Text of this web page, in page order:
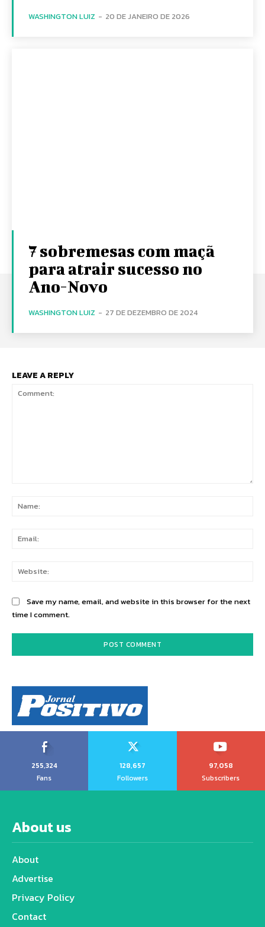
WASHINGTON LUIZ - 20 DE JANEIRO DE 2026
7 sobremesas com maçã
para atrair sucesso no
Ano-Novo
WASHINGTON LUIZ - 27 DE DEZEMBRO DE 2024
LEAVE A REPLY
Save my name, email, and website in this browser for the next
time I comment.
255,324
Fans
128,657
Followers
97,058
Subscribers
About us
About
Advertise
Privacy Policy
Contact